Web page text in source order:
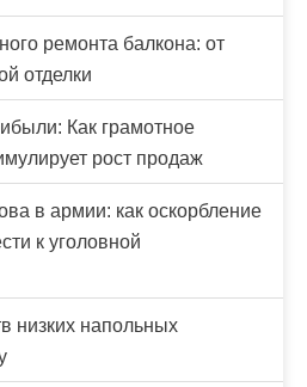
ремонта балкона: от
отделки
Как грамотное
рост продаж
в армии: как оскорбление
к уголовной
низких напольных